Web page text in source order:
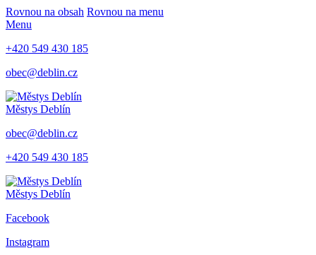
Rovnou na obsah Rovnou na menu
Menu
+420 549 430 185
obec@deblin.cz
Městys Deblín
obec@deblin.cz
+420 549 430 185
Městys Deblín
Facebook
Instagram